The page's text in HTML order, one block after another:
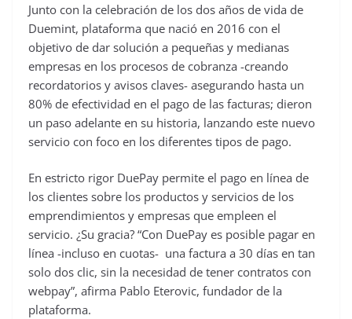
Junto con la celebración de los dos años de vida de
Duemint, plataforma que nació en 2016 con el
objetivo de dar solución a pequeñas y medianas
empresas en los procesos de cobranza -creando
recordatorios y avisos claves- asegurando hasta un
80% de efectividad en el pago de las facturas; dieron
un paso adelante en su historia, lanzando este nuevo
servicio con foco en los diferentes tipos de pago.
En estricto rigor DuePay permite el pago en línea de
los clientes sobre los productos y servicios de los
emprendimientos y empresas que empleen el
servicio. ¿Su gracia? “Con DuePay es posible pagar en
línea -incluso en cuotas- una factura a 30 días en tan
solo dos clic, sin la necesidad de tener contratos con
webpay”, afirma Pablo Eterovic, fundador de la
plataforma.